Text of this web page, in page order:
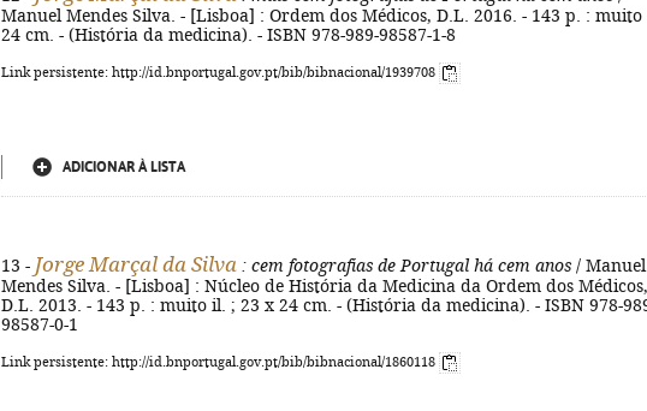
Manuel Mendes Silva. - [Lisboa] : Ordem dos Médicos, D.L. 2016. - 143 p. : muito
24 cm. - (História da medicina). - ISBN 978-989-98587-1-8
Link persistente: http://id.bnportugal.gov.pt/bib/bibnacional/1939708
ADICIONAR À LISTA
13 - Jorge Marçal da Silva : cem fotografias de Portugal há cem anos / Manuel
Mendes Silva. - [Lisboa] : Núcleo de História da Medicina da Ordem dos Médicos,
D.L. 2013. - 143 p. : muito il. ; 23 x 24 cm. - (História da medicina). - ISBN 978-
98587-0-1
Link persistente: http://id.bnportugal.gov.pt/bib/bibnacional/1860118